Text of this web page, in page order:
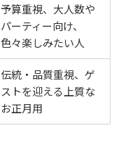
予算重視、大人数や
パーティー向け、
色々楽しみたい人
伝統・品質重視、ゲ
ストを迎える上質な
お正月用